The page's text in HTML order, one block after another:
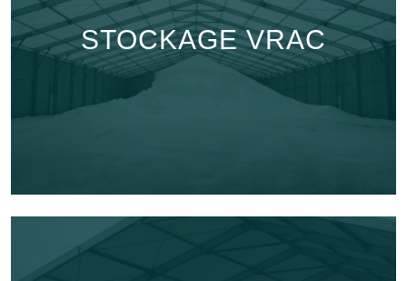
STOCKAGE VRAC